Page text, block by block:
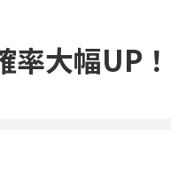
率大幅UP